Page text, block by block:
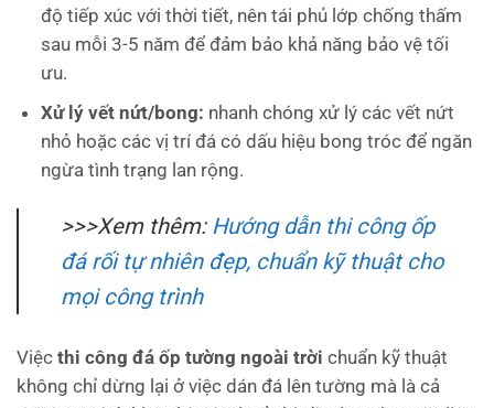
độ tiếp xúc với thời tiết, nên tái phủ lớp chống thấm
sau mỗi 3-5 năm để đảm bảo khả năng bảo vệ tối
ưu.
Xử lý vết nứt/bong: nhanh chóng xử lý các vết nứt
nhỏ hoặc các vị trí đá có dấu hiệu bong tróc để ngăn
ngừa tình trạng lan rộng.
>>>Xem thêm: Hướng dẫn thi công ốp
đá rối tự nhiên đẹp, chuẩn kỹ thuật cho
mọi công trình
Việc thi công đá ốp tường ngoài trời chuẩn kỹ thuật
không chỉ dừng lại ở việc dán đá lên tường mà là cả